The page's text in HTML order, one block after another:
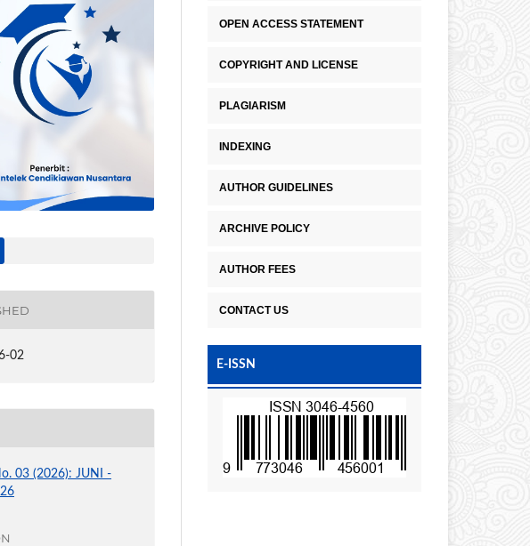
02
03 (2026): JUNI -
OPEN ACCESS STATEMENT
COPYRIGHT AND LICENSE
PLAGIARISM
INDEXING
AUTHOR GUIDELINES
ARCHIVE POLICY
AUTHOR FEES
CONTACT US
E-ISSN